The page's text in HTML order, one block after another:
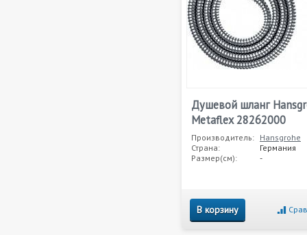
Душевой шланг
Metaflex 28262000
Производитель: Hansgrohe
Страна:
Германия
Размер(см):
-
В корзину